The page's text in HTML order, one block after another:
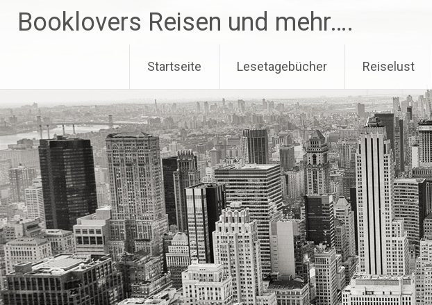
InhaltBooklovers Reisen und mehr….
Startseite Lesetagebücher Reiselust